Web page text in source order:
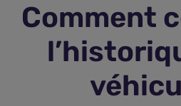
Assurance vie
Plus d'assurances
Comment